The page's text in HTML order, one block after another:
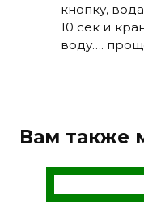
кнопку,
10 сек и
воду….
Вам также